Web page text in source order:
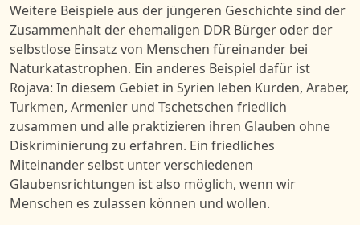
Weitere Beispiele aus der jüngeren Geschichte sind der
Zusammenhalt der ehemaligen DDR Bürger oder der
selbstlose Einsatz von Menschen füreinander bei
Naturkatastrophen. Ein anderes Beispiel dafür ist
Rojava: In diesem Gebiet in Syrien leben Kurden, Araber,
Turkmen, Armenier und Tschetschen friedlich
zusammen und alle praktizieren ihren Glauben ohne
Diskriminierung zu erfahren. Ein friedliches
Miteinander selbst unter verschiedenen
Glaubensrichtungen ist also möglich, wenn wir
Menschen es zulassen können und wollen.